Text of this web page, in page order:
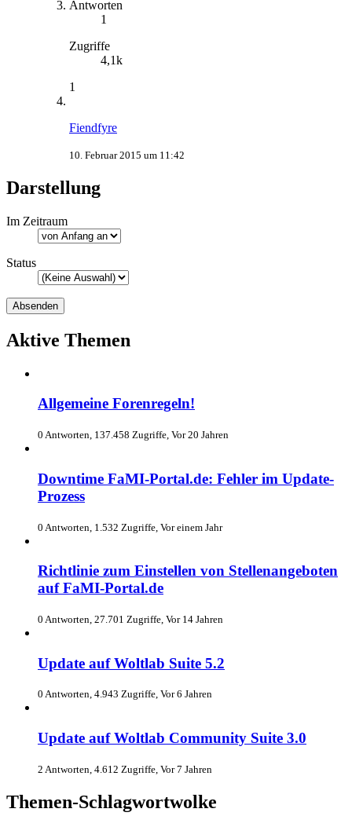
Antworten
1
Zugriffe
4,1k
1
Fiendfyre
10. Februar 2015 um 11:42
Darstellung
Im Zeitraum
Status
Aktive Themen
Allgemeine Forenregeln!
0 Antworten, 137.458 Zugriffe, Vor 20 Jahren
Downtime FaMI-Portal.de: Fehler im Update-
Prozess
0 Antworten, 1.532 Zugriffe, Vor einem Jahr
Richtlinie zum Einstellen von Stellenangeboten
auf FaMI-Portal.de
0 Antworten, 27.701 Zugriffe, Vor 14 Jahren
Update auf Woltlab Suite 5.2
0 Antworten, 4.943 Zugriffe, Vor 6 Jahren
Update auf Woltlab Community Suite 3.0
2 Antworten, 4.612 Zugriffe, Vor 7 Jahren
Themen-Schlagwortwolke